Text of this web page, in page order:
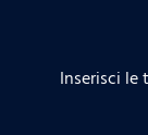
Inserisci le